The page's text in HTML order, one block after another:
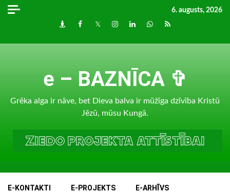
Skip
6. augusts, 2026
DraugiemFacebook
TwitterInstagram
LinkedInwhatsapp
RSS
e – BAZNĪCA ✞
Grēka alga ir nāve, bet Dieva balva ir mūžīga dzīvība Kristū
Jēzū, mūsu Kungā.
E-KONTAKTI E-PROJEKTS E-ARHĪVS